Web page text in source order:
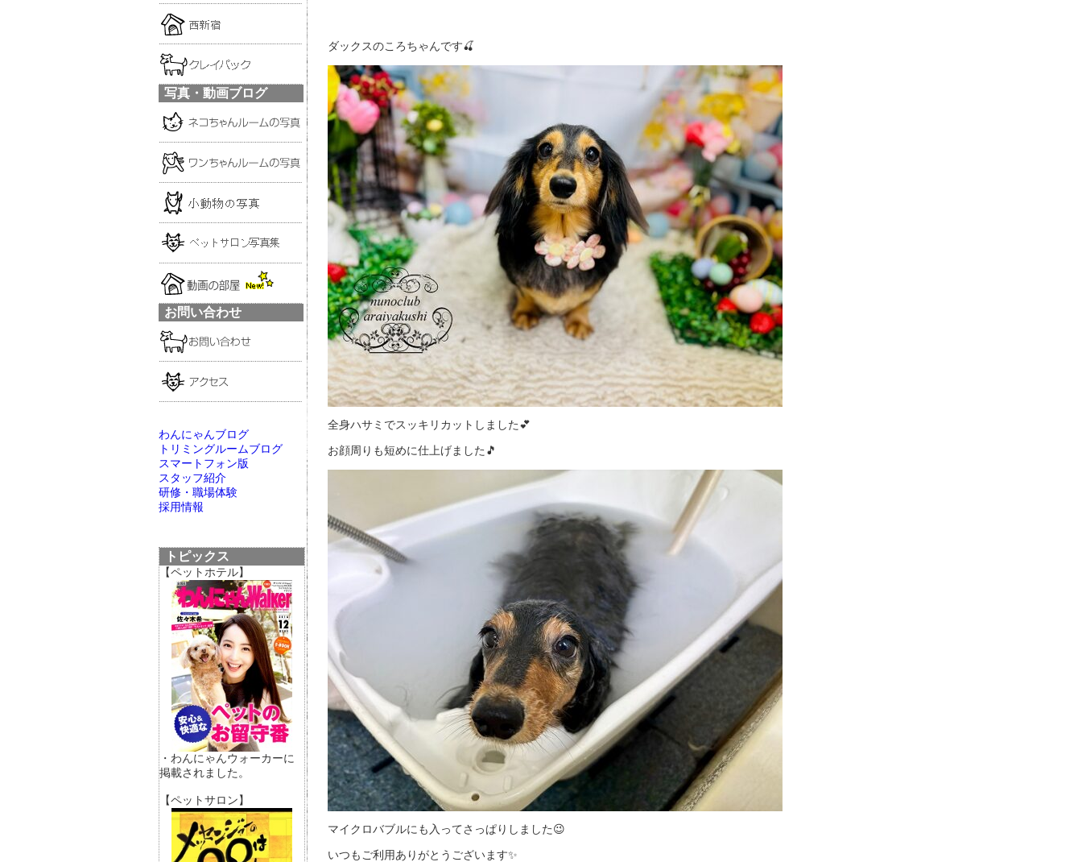
写真・動画ブログ
お問い合わせ
わんにゃんブログ
トリミングルームブログ
スマートフォン版
スタッフ紹介
研修・職場体験
採用情報
トピックス
【ペットホテル】
・わんにゃんウォーカーに
掲載されました。
【ペットサロン】
ダックスのころちゃんです🍒
全身ハサミでスッキリカットしました💕
お顔周りも短めに仕上げました🎵
マイクロバブルにも入ってさっぱりしました😉
いつもご利用ありがとうございます✨